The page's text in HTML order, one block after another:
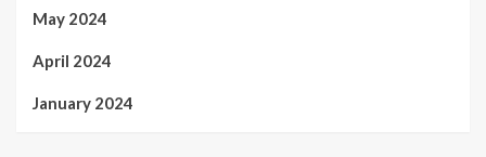
May 2024
April 2024
January 2024